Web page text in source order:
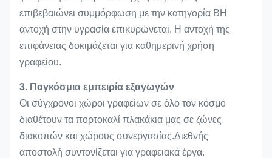
επιβεβαιώνει συμμόρφωση με την κατηγορία ΒΗ
αντοχή στην υγρασία επικυρώνεται. Η αντοχή της
επιφάνειας δοκιμάζεται για καθημερινή χρήση
γραφείου.
3. Παγκόσμια εμπειρία εξαγωγών
Οι σύγχρονοι χώροι γραφείων σε όλο τον κόσμο
διαθέτουν τα πορτοκαλί πλακάκια μας σε ζώνες
διακοπών και χώρους συνεργασίας.Διεθνής
αποστολή συντονίζεται για γραφειακά έργα.